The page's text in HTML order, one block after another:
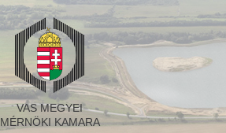
VAS MEGYEI
MÉRNÖKI KAMARA